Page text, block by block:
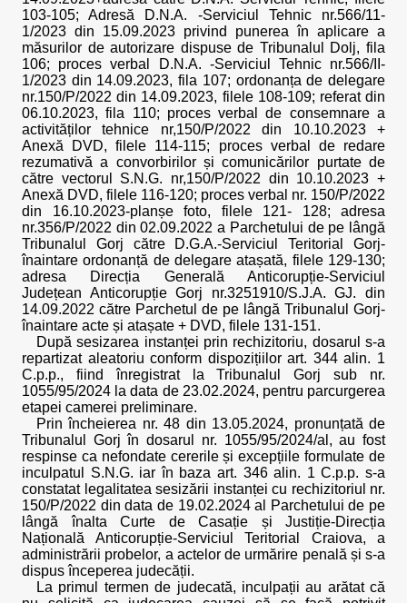
103-105; Adresă D.N.A. -Serviciul Tehnic nr.566/11-
1/2023 din 15.09.2023 privind punerea în aplicare a
măsurilor de autorizare dispuse de Tribunalul Dolj, fila
106; proces verbal D.N.A. -Serviciul Tehnic nr.566/II-
1/2023 din 14.09.2023, fila 107; ordonanța de delegare
nr.150/P/2022 din 14.09.2023, filele 108-109; referat din
06.10.2023, fila 110; proces verbal de consemnare a
activităților tehnice nr,150/P/2022 din 10.10.2023 +
Anexă DVD, filele 114-115; proces verbal de redare
rezumativă a convorbirilor și comunicărilor purtate de
către vectorul S.N.G. nr,150/P/2022 din 10.10.2023 +
Anexă DVD, filele 116-120; proces verbal nr. 150/P/2022
din 16.10.2023-planșe foto, filele 121- 128; adresa
nr.356/P/2022 din 02.09.2022 a Parchetului de pe lângă
Tribunalul Gorj către D.G.A.-Serviciul Teritorial Gorj-
înaintare ordonanță de delegare atașată, filele 129-130;
adresa Direcția Generală Anticorupție-Serviciul
Județean Anticorupție Gorj nr.3251910/S.J.A. GJ. din
14.09.2022 către Parchetul de pe lângă Tribunalul Gorj-
înaintare acte și atașate + DVD, filele 131-151.
După sesizarea instanței prin rechizitoriu, dosarul s-a
repartizat aleatoriu conform dispozițiilor art. 344 alin. 1
C.p.p., fiind înregistrat la Tribunalul Gorj sub nr.
1055/95/2024 la data de 23.02.2024, pentru parcurgerea
etapei camerei preliminare.
Prin încheierea nr. 48 din 13.05.2024, pronunțată de
Tribunalul Gorj în dosarul nr. 1055/95/2024/al, au fost
respinse ca nefondate cererile și excepțiile formulate de
inculpatul S.N.G. iar în baza art. 346 alin. 1 C.p.p. s-a
constatat legalitatea sesizării instanței cu rechizitoriul nr.
150/P/2022 din data de 19.02.2024 al Parchetului de pe
lângă înalta Curte de Casație și Justiție-Direcția
Națională Anticorupție-Serviciul Teritorial Craiova, a
administrării probelor, a actelor de urmărire penală și s-a
dispus începerea judecății.
La primul termen de judecată, inculpații au arătat că